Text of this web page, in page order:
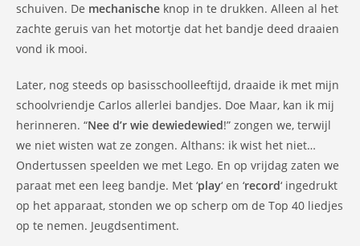
schuiven. De mechanische knop in te drukken. Alleen al het
zachte geruis van het motortje dat het bandje deed draaien
vond ik mooi.
Later, nog steeds op basisschoolleeftijd, draaide ik met mijn
schoolvriendje Carlos allerlei bandjes. Doe Maar, kan ik mij
herinneren. “Nee d’r wie dewiedewied!” zongen we, terwijl
we niet wisten wat ze zongen. Althans: ik wist het niet…
Ondertussen speelden we met Lego. En op vrijdag zaten we
paraat met een leeg bandje. Met ‘play‘ en ‘record‘ ingedrukt
op het apparaat, stonden we op scherp om de Top 40 liedjes
op te nemen. Jeugdsentiment.